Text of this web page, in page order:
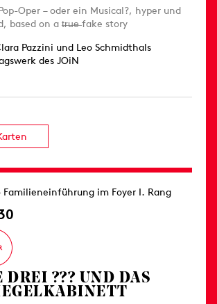
Oper – oder ein Musical?, hyper und
based on a t̶r̶u̶e̶ fake story
Pazzini und Leo Schmidthals
des JOiN
Familieneinführung im Foyer I. Rang
DREI ??? UND DAS